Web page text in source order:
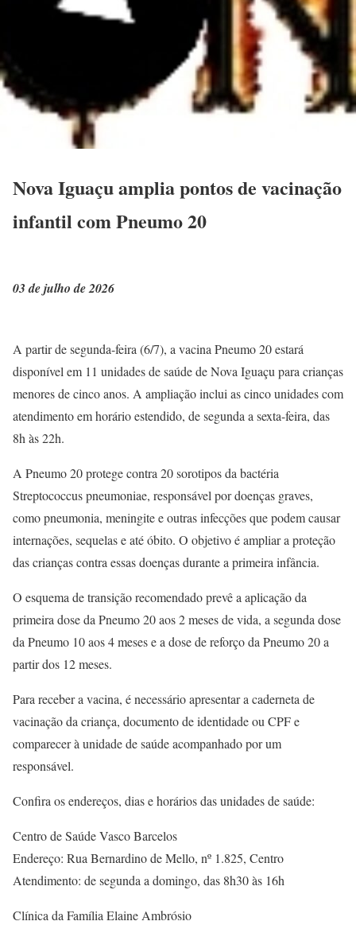
Nova Iguaçu amplia pontos de vacinação
infantil com Pneumo 20
03 de julho de 2026
A partir de segunda-feira (6/7), a vacina Pneumo 20 estará
disponível em 11 unidades de saúde de Nova Iguaçu para crianças
menores de cinco anos. A ampliação inclui as cinco unidades com
atendimento em horário estendido, de segunda a sexta-feira, das
8h às 22h.
A Pneumo 20 protege contra 20 sorotipos da bactéria
Streptococcus pneumoniae, responsável por doenças graves,
como pneumonia, meningite e outras infecções que podem causar
internações, sequelas e até óbito. O objetivo é ampliar a proteção
das crianças contra essas doenças durante a primeira infância.
O esquema de transição recomendado prevê a aplicação da
primeira dose da Pneumo 20 aos 2 meses de vida, a segunda dose
da Pneumo 10 aos 4 meses e a dose de reforço da Pneumo 20 a
partir dos 12 meses.
Para receber a vacina, é necessário apresentar a caderneta de
vacinação da criança, documento de identidade ou CPF e
comparecer à unidade de saúde acompanhado por um
responsável.
Confira os endereços, dias e horários das unidades de saúde:
Centro de Saúde Vasco Barcelos
Endereço: Rua Bernardino de Mello, nº 1.825, Centro
Atendimento: de segunda a domingo, das 8h30 às 16h
Clínica da Família Elaine Ambrósio